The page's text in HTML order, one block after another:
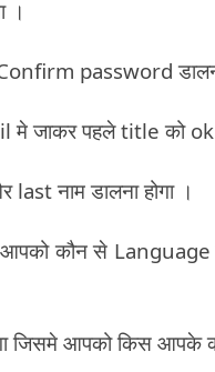
।
password
जाकर पहले title को ok
नाम डालना होगा ।
कौन से
जिसमे आपको किस आपके